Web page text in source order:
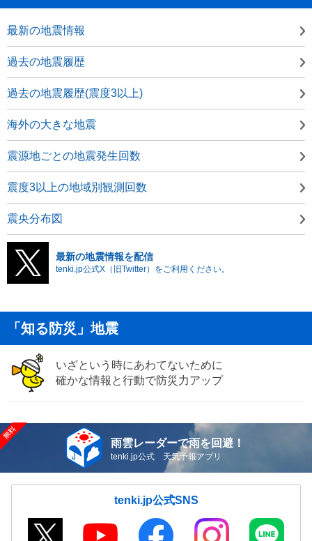
最新の地震情報
過去の地震履歴
過去の地震履歴(震度3以上)
海外の大きな地震
震源地ごとの地震発生回数
震度3以上の地域別観測回数
震央分布図
最新の地震情報を配信
tenki.jp公式X（旧Twitter）をご利用ください。
「知る防災」地震
いざという時にあわてないために
確かな情報と行動で防災力アップ
雨雲レーダーで雨を回避！
tenki.jp公式 天気予報アプリ
tenki.jp公式SNS